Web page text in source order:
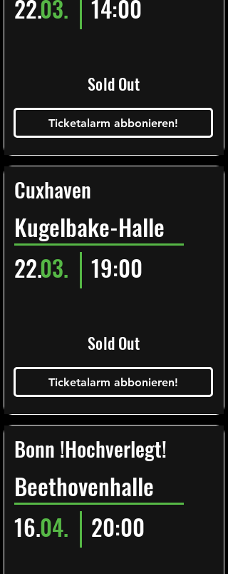
22.03. 14:00
Sold Out
Ticketalarm abbonieren!
Cuxhaven
Kugelbake-Halle
22.03. 19:00
Sold Out
Ticketalarm abbonieren!
Bonn !Hochverlegt!
Beethovenhalle
16.04. 20:00